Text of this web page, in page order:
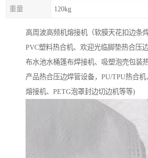
重量 120kg
高周波高频机熔接机（软膜天花扣边条
PVC塑料热合机、欢迎光临脚垫热合压
布水池水桶篷布焊接机、吸塑泡壳包装
产品热合压边焊管设备，PU/TPU热合
熔接机、PETG泡罩封边切边机等等)